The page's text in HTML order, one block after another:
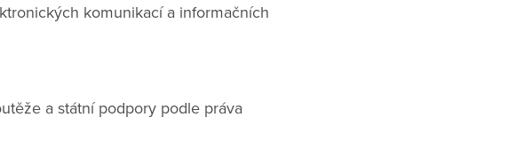
komunikací a informačních
a státní podpory podle práva